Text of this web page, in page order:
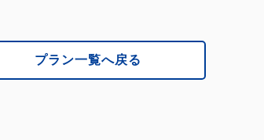
プラン一覧へ戻る